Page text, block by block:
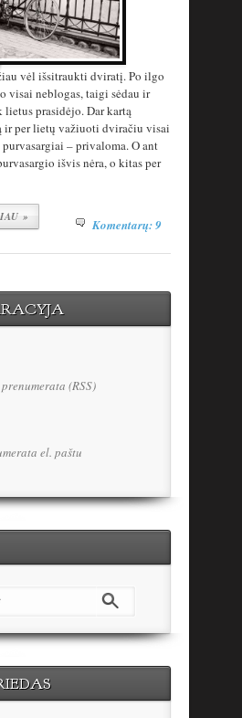
vėl išsitraukti dviratį. Po ilgo
visai neblogas, taigi sėdau ir
prasidėjo. Dar kartą
ir per lietų važiuoti dviračiu visai
– privaloma. O ant
išvis nėra, o kitas per
» Komentarų: 9
(RSS)
el. paštu